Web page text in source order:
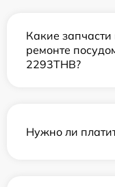
Какие
ремонте
2293THB?
Нужно ли